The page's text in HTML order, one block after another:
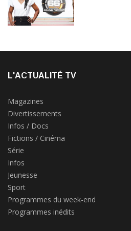
L'ACTUALITÉ TV
Magazines
Divertissements
Infos / Docs
Fictions / Cinéma
Série
Infos
Jeunesse
Sport
Programmes du week-end
Programmes inédits